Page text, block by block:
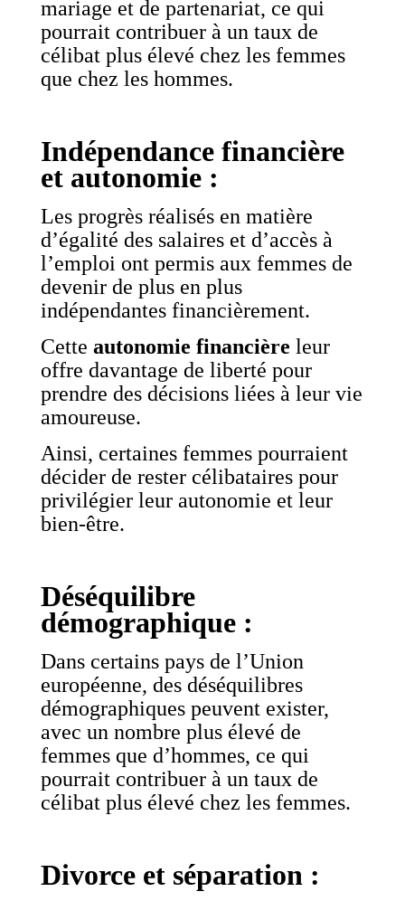
mariage et de partenariat, ce qui
pourrait contribuer à un taux de
célibat plus élevé chez les femmes
que chez les hommes.
Indépendance financière
et autonomie :
Les progrès réalisés en matière
d’égalité des salaires et d’accès à
l’emploi ont permis aux femmes de
devenir de plus en plus
indépendantes financièrement.
Cette autonomie financière leur
offre davantage de liberté pour
prendre des décisions liées à leur vie
amoureuse.
Ainsi, certaines femmes pourraient
décider de rester célibataires pour
privilégier leur autonomie et leur
bien-être.
Déséquilibre
démographique :
Dans certains pays de l’Union
européenne, des déséquilibres
démographiques peuvent exister,
avec un nombre plus élevé de
femmes que d’hommes, ce qui
pourrait contribuer à un taux de
célibat plus élevé chez les femmes.
Divorce et séparation :